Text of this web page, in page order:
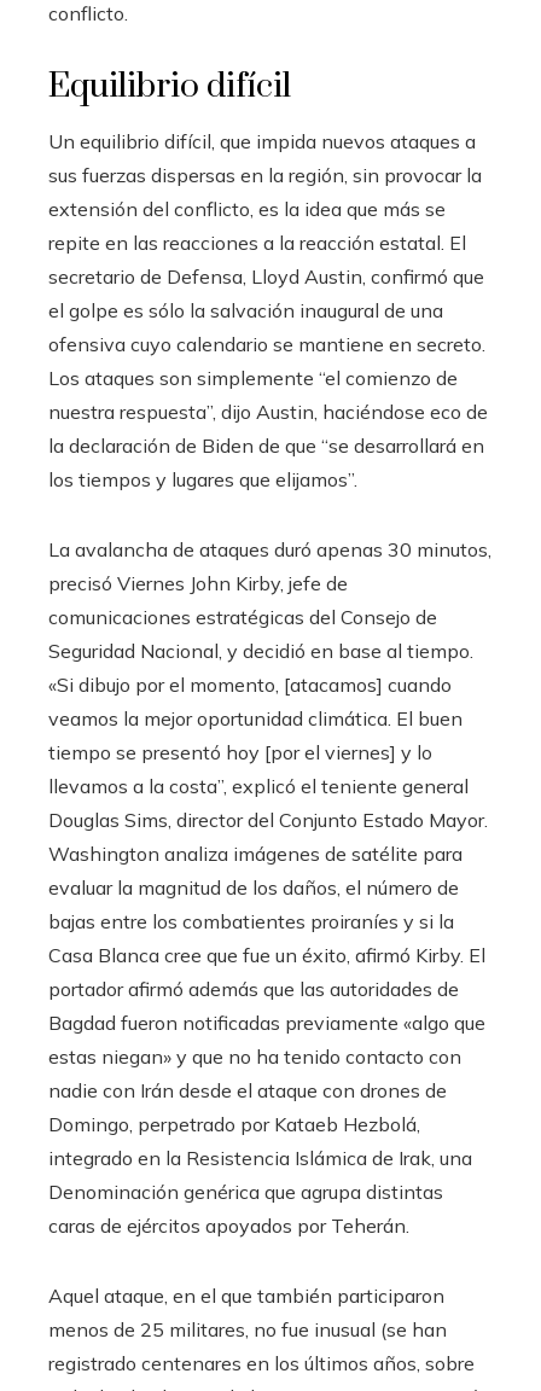
conflicto.
Equilibrio difícil
Un equilibrio difícil, que impida nuevos ataques a
sus fuerzas dispersas en la región, sin provocar la
extensión del conflicto, es la idea que más se
repite en las reacciones a la reacción estatal. El
secretario de Defensa, Lloyd Austin, confirmó que
el golpe es sólo la salvación inaugural de una
ofensiva cuyo calendario se mantiene en secreto.
Los ataques son simplemente “el comienzo de
nuestra respuesta”, dijo Austin, haciéndose eco de
la declaración de Biden de que “se desarrollará en
los tiempos y lugares que elijamos”.
La avalancha de ataques duró apenas 30 minutos,
precisó Viernes John Kirby, jefe de
comunicaciones estratégicas del Consejo de
Seguridad Nacional, y decidió en base al tiempo.
«Si dibujo por el momento, [atacamos] cuando
veamos la mejor oportunidad climática. El buen
tiempo se presentó hoy [por el viernes] y lo
llevamos a la costa”, explicó el teniente general
Douglas Sims, director del Conjunto Estado Mayor.
Washington analiza imágenes de satélite para
evaluar la magnitud de los daños, el número de
bajas entre los combatientes proiraníes y si la
Casa Blanca cree que fue un éxito, afirmó Kirby. El
portador afirmó además que las autoridades de
Bagdad fueron notificadas previamente «algo que
estas niegan» y que no ha tenido contacto con
nadie con Irán desde el ataque con drones de
Domingo, perpetrado por Kataeb Hezbolá,
integrado en la Resistencia Islámica de Irak, una
Denominación genérica que agrupa distintas
caras de ejércitos apoyados por Teherán.
Aquel ataque, en el que también participaron
menos de 25 militares, no fue inusual (se han
registrado centenares en los últimos años, sobre